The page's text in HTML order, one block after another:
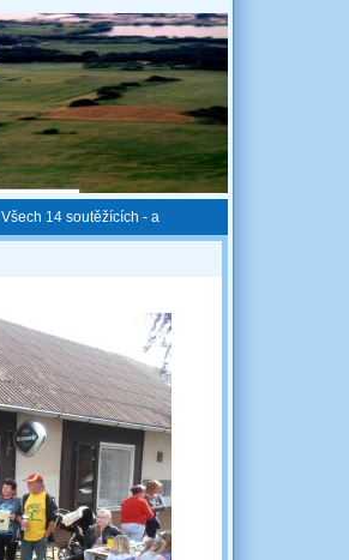
Všech 14 soutěžících - a